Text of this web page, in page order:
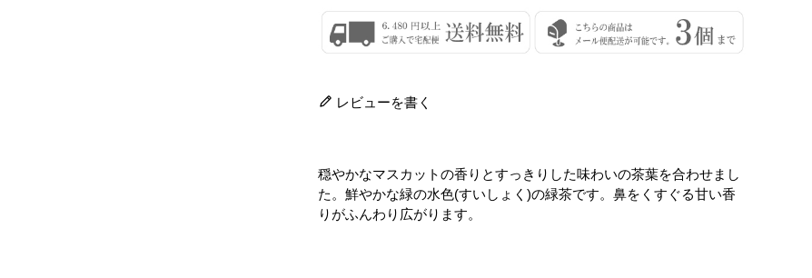
レビューを書く
穏やかなマスカットの香りとすっきりした味わいの茶葉を合わせまし
た。鮮やかな緑の水色(すいしょく)の緑茶です。鼻をくすぐる甘い香
りがふんわり広がります。